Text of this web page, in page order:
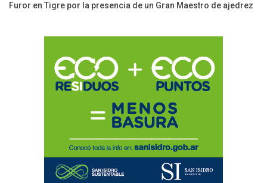
Furor en Tigre por la presencia de un Gran Maestro de ajedrez